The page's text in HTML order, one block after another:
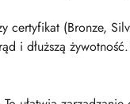
certyfikat (Bronze,
i dłuższą